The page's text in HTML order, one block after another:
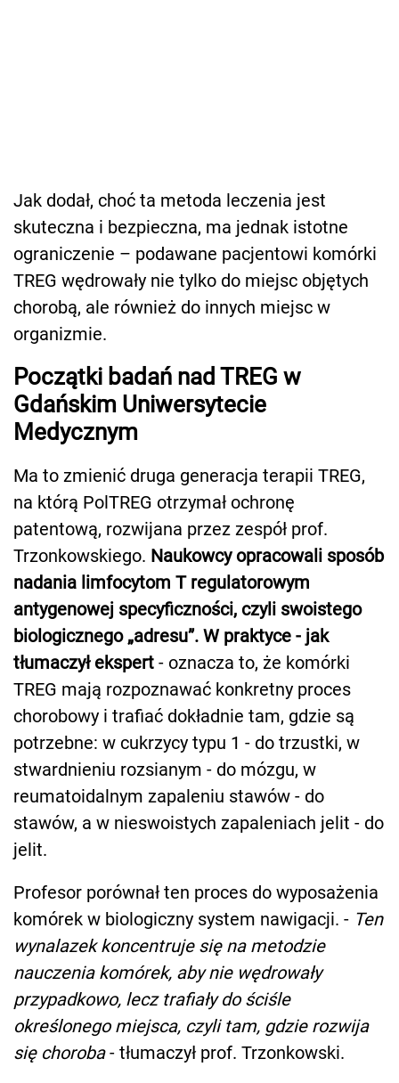
Jak dodał, choć ta metoda leczenia jest
skuteczna i bezpieczna, ma jednak istotne
ograniczenie – podawane pacjentowi komórki
TREG wędrowały nie tylko do miejsc objętych
chorobą, ale również do innych miejsc w
organizmie.
Początki badań nad TREG w
Gdańskim Uniwersytecie
Medycznym
Ma to zmienić druga generacja terapii TREG,
na którą PolTREG otrzymał ochronę
patentową, rozwijana przez zespół prof.
Trzonkowskiego. Naukowcy opracowali sposób
nadania limfocytom T regulatorowym
antygenowej specyficzności, czyli swoistego
biologicznego „adresu”. W praktyce - jak
tłumaczył ekspert - oznacza to, że komórki
TREG mają rozpoznawać konkretny proces
chorobowy i trafiać dokładnie tam, gdzie są
potrzebne: w cukrzycy typu 1 - do trzustki, w
stwardnieniu rozsianym - do mózgu, w
reumatoidalnym zapaleniu stawów - do
stawów, a w nieswoistych zapaleniach jelit - do
jelit.
Profesor porównał ten proces do wyposażenia
komórek w biologiczny system nawigacji. - Ten
wynalazek koncentruje się na metodzie
nauczenia komórek, aby nie wędrowały
przypadkowo, lecz trafiały do ściśle
określonego miejsca, czyli tam, gdzie rozwija
się choroba- tłumaczył prof. Trzonkowski.